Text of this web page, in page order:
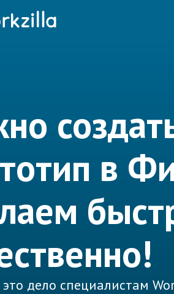
в
это дело специалистам